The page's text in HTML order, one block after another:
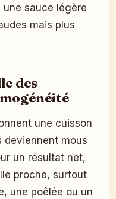
une sauce légère
mais plus
des
une cuisson
deviennent mous
un résultat net,
proche, surtout
une poêlée ou un